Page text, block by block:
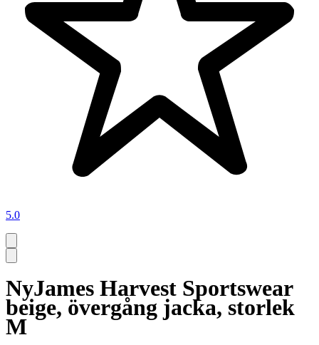
5.0
NyJames Harvest Sportswear
beige, övergång jacka, storlek
M